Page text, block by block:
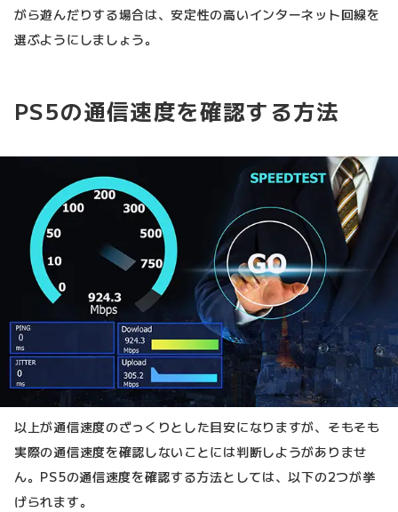
がら遊んだりする場合は、安定性の高いインターネット回線を
選ぶようにしましょう。
PS5の通信速度を確認する方法
以上が通信速度のざっくりとした目安になりますが、そもそも
実際の通信速度を確認しないことには判断しようがありませ
ん。PS5の通信速度を確認する方法としては、以下の2つが挙
げられます。